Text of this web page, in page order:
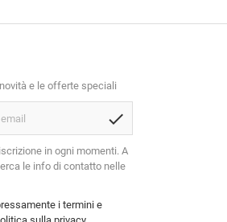
e le offerte speciali
check
in ogni momenti. A
le info di contatto nelle
i termini e